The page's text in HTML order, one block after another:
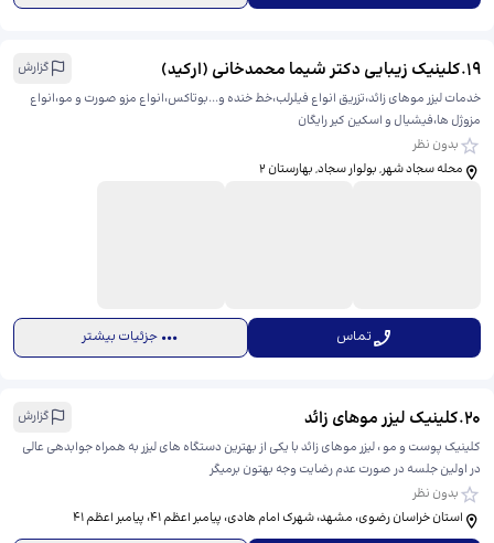
19
.کلینیک زیبایی دکتر شیما محمدخانی (ارکید)
گزارش
خدمات لیزر موهای زائد،تزریق انواع فیلرلب،خط خنده و...بوتاکس،انواع مزو صورت و مو،انواع
مزوژل ها،فیشیال و اسکین کیر رایگان
بدون نظر
محله سجاد شهر, بولوار سجاد, بهارستان ۲
تماس جزئیات بیشتر
20
.کلینیک لیزر موهای زائد
گزارش
کلینیک پوست و مو ، لیزر موهای زائد با یکی از بهترین دستگاه های لیزر به همراه جوابدهی عالی
در اولین جلسه در صورت عدم رضایت وجه بهتون برمیگر
بدون نظر
استان خراسان رضوی، مشهد، شهرک امام هادی، پیامبر اعظم ۴۱، ​پیامبر اعظم ۴۱